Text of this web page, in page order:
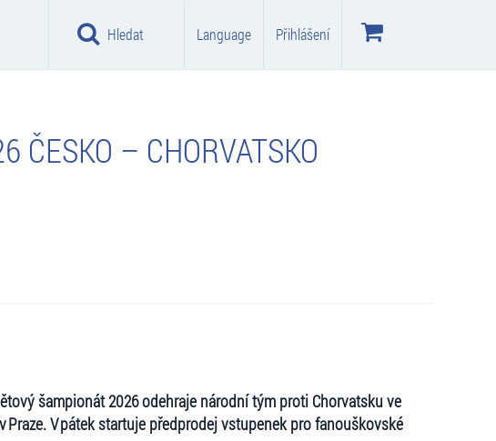
Hledat Language Přihlášení
ČESKO – CHORVATSKO
šampionát 2026 odehraje národní tým proti Chorvatsku ve
Praze. V pátek startuje předprodej vstupenek pro fanouškovské